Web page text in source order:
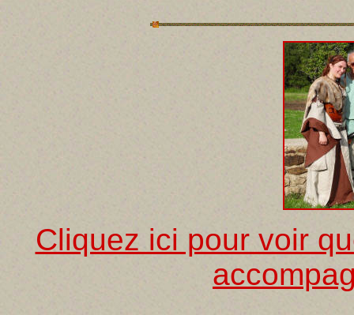
Cliquez ici pour voir